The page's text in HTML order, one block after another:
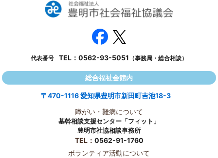
代表番号 TEL： 0562-93-5051 （事務局・総合相談）
総合福祉会館内
〒470-1116 愛知県豊明市新田町吉池18-3
障がい・難病について
基幹相談支援センター「フィット」
豊明市社協相談事務所
TEL： 0562-91-1760
ボランティア活動について